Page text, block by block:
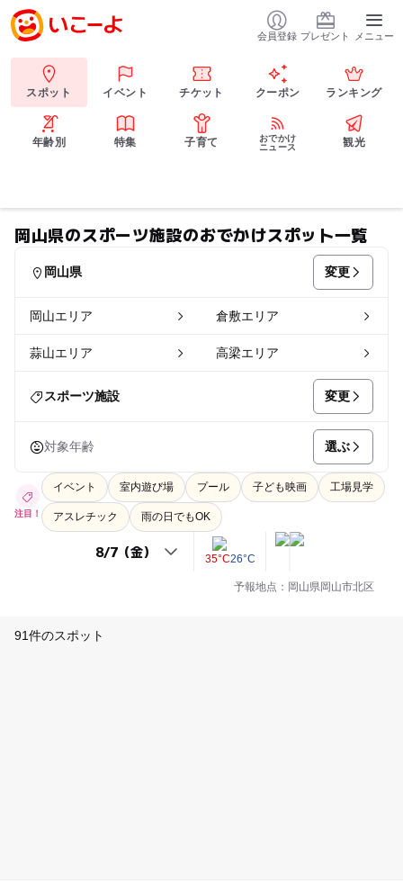
会員登録 プレゼント メニュー
スポット イベント チケット クーポン ランキング
年齢別 特集 子育て
おでかけ
ニュース
観光
岡山県のスポーツ施設のおでかけスポット一覧
岡山県 変更
岡山エリア 倉敷エリア
蒜山エリア 高梁エリア
スポーツ施設 変更
対象年齢 選ぶ
注目！
イベント 室内遊び場 プール 子ども映画 工場見学
アスレチック 雨の日でもOK
35°C26°C
予報地点：岡山県岡山市北区
91件のスポット